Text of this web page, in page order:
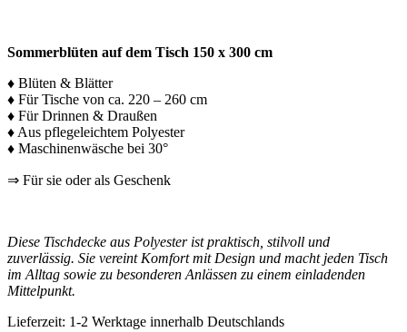
Sommerblüten auf dem Tisch 150 x 300 cm
♦ Blüten & Blätter
♦ Für Tische von ca. 220 – 260 cm
♦ Für Drinnen & Draußen
♦ Aus pflegeleichtem Polyester
♦ Maschinenwäsche bei 30°
⇒ Für sie oder als Geschenk
Diese Tischdecke aus Polyester ist praktisch, stilvoll und
zuverlässig. Sie vereint Komfort mit Design und macht jeden Tisch
im Alltag sowie zu besonderen Anlässen zu einem einladenden
Mittelpunkt.
Lieferzeit: 1-2 Werktage innerhalb Deutschlands